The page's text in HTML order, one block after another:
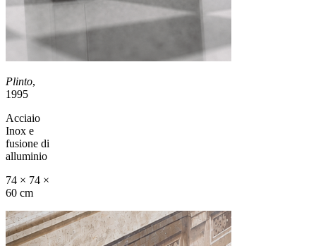
Plinto,
1995
Acciaio
Inox e
fusione di
alluminio
74 × 74 ×
60 cm